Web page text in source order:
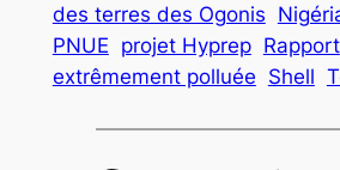
des terres des Ogonis
PNUE projet Hyprep Rapport
extrêmement polluée Shell